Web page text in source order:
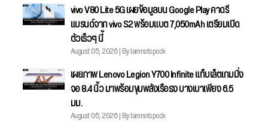
vivo V80 Lite 5G เผยข้อมูลบน Google Play คาดรี
แบรนด์จาก vivo S2 พร้อมแบต 7,050mAh เตรียมเปิด
ตัวเร็วๆ นี้
August 05, 2026 | By Iamnotspock
เผยภาพ Lenovo Legion Y700 Infinite แท็บเล็ตเกมมิ่ง
จอ 8.4 นิ้ว มาพร้อมขุมพลังเรือธง บางเบาเพียง 6.5
มม.
August 05, 2026 | By Iamnotspock